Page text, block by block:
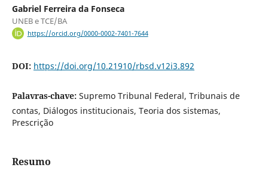
Gabriel Ferreira da Fonseca
UNEB e TCE/BA
https://orcid.org/0000-0002-7401-7644
DOI: https://doi.org/10.21910/rbsd.v12i3.892
Palavras-chave: Supremo Tribunal Federal, Tribunais de
contas, Diálogos institucionais, Teoria dos sistemas,
Prescrição
Resumo